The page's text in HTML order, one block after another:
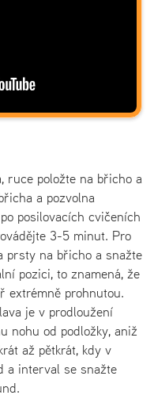
ruce položte na břicho a
a pozvolna
posilovacích cvičeních
3-5 minut. Pro
prsty na břicho a snažte
pozici, to znamená, že
extrémně prohnutou.
je v prodloužení
nohu od podložky, aniž
až pětkrát, kdy v
a interval se snažte